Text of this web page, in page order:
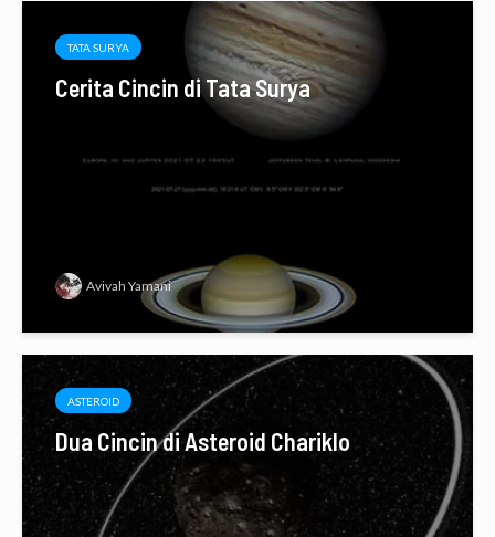
TATA SURYA
Cerita Cincin di Tata Surya
Avivah Yamani
ASTEROID
Dua Cincin di Asteroid Chariklo